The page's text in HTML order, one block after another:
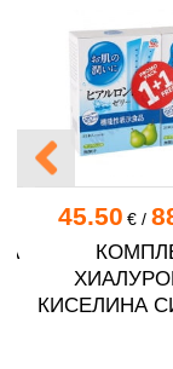
45.50 €/
КИСЕЛИНА